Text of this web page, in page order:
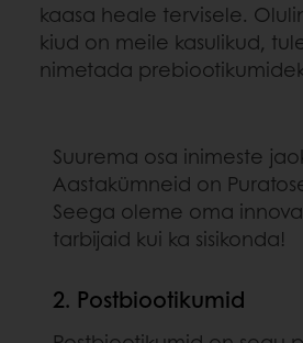
kaasa heale tervisele.
kiud on meile kasulikud,
nimetada
Suurema osa inimeste
Aastakümneid on
Seega oleme oma
tarbijaid kui ka sisikonda!
2. Postbiootikumid